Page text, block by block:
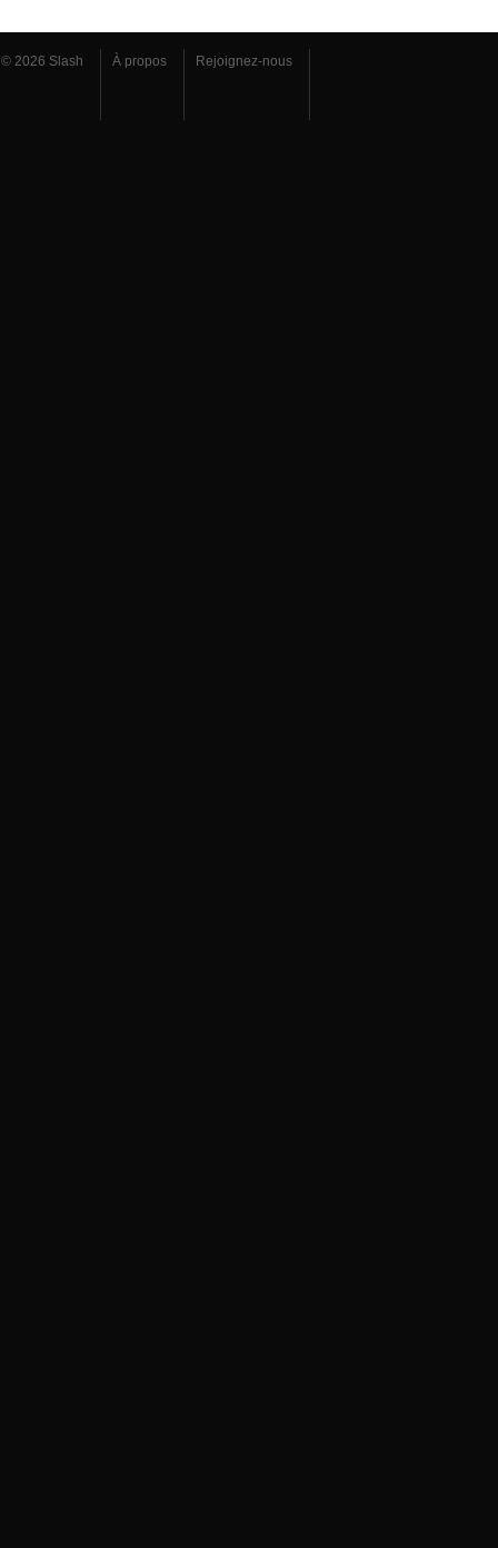
© 2026 Slash À propos Rejoignez-nous